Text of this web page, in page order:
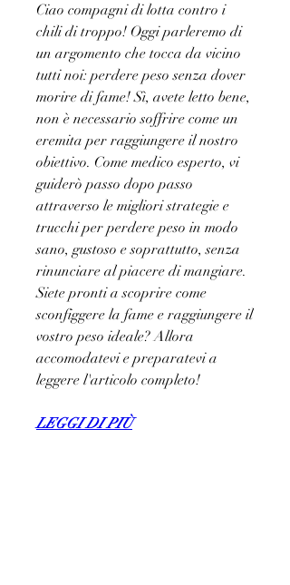
Ciao compagni di lotta contro i
chili di troppo! Oggi parleremo di
un argomento che tocca da vicino
tutti noi: perdere peso senza dover
morire di fame! Sì, avete letto bene,
non è necessario soffrire come un
eremita per raggiungere il nostro
obiettivo. Come medico esperto, vi
guiderò passo dopo passo
attraverso le migliori strategie e
trucchi per perdere peso in modo
sano, gustoso e soprattutto, senza
rinunciare al piacere di mangiare.
Siete pronti a scoprire come
sconfiggere la fame e raggiungere il
vostro peso ideale? Allora
accomodatevi e preparatevi a
leggere l'articolo completo!
LEGGI DI PIÙ